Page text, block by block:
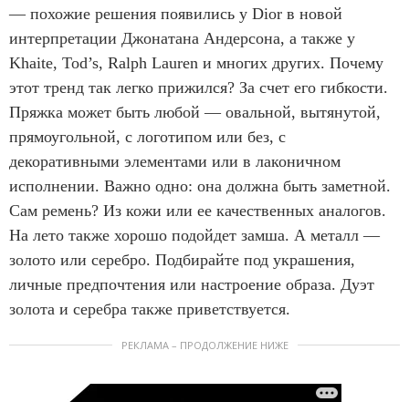
— похожие решения появились у Dior в новой
интерпретации Джонатана Андерсона, а также у
Khaite, Tod’s, Ralph Lauren и многих других. Почему
этот тренд так легко прижился? За счет его гибкости.
Пряжка может быть любой — овальной, вытянутой,
прямоугольной, с логотипом или без, с
декоративными элементами или в лаконичном
исполнении. Важно одно: она должна быть заметной.
Сам ремень? Из кожи или ее качественных аналогов.
На лето также хорошо подойдет замша. А металл —
золото или серебро. Подбирайте под украшения,
личные предпочтения или настроение образа. Дуэт
золота и серебра также приветствуется.
РЕКЛАМА – ПРОДОЛЖЕНИЕ НИЖЕ